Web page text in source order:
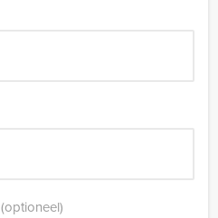
(optioneel)